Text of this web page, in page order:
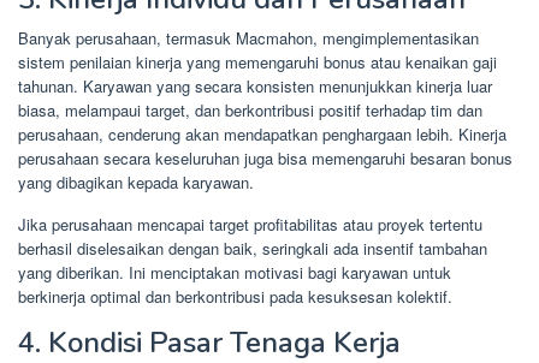
Banyak perusahaan, termasuk Macmahon, mengimplementasikan
sistem penilaian kinerja yang memengaruhi bonus atau kenaikan gaji
tahunan. Karyawan yang secara konsisten menunjukkan kinerja luar
biasa, melampaui target, dan berkontribusi positif terhadap tim dan
perusahaan, cenderung akan mendapatkan penghargaan lebih. Kinerja
perusahaan secara keseluruhan juga bisa memengaruhi besaran bonus
yang dibagikan kepada karyawan.
Jika perusahaan mencapai target profitabilitas atau proyek tertentu
berhasil diselesaikan dengan baik, seringkali ada insentif tambahan
yang diberikan. Ini menciptakan motivasi bagi karyawan untuk
berkinerja optimal dan berkontribusi pada kesuksesan kolektif.
4. Kondisi Pasar Tenaga Kerja